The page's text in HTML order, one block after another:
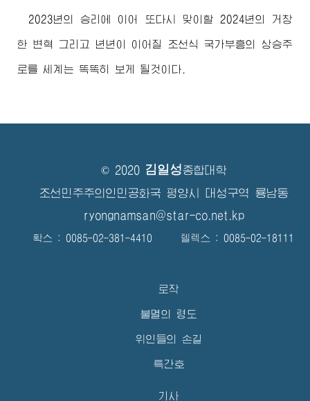
2023년의 승리에 이어 또다시 맞이할 2024년의 거창
한 변혁 그리고 년년이 이어질 조선식 국가부흥의 상승주
로를 세계는 똑똑히 보게 될것이다.
© 2020 김일성종합대학
조선민주주의인민공화국 평양시 대성구역 룡남동
ryongnamsan@star-co.net.kp
확스 : 0085-02-381-4410 텔렉스 : 0085-02-18111
로작
불멸의 령도
위인들의 손길
특간호
기사